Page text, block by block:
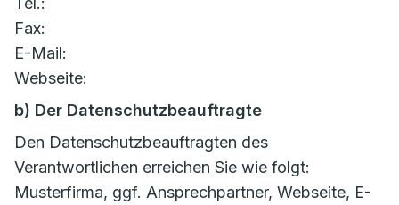
Fax:
E-Mail:
Webseite:
b) Der Datenschutzbeauftragte
Den Datenschutzbeauftragten des
Verantwortlichen erreichen Sie wie folgt:
Musterfirma, ggf. Ansprechpartner, Webseite, E-